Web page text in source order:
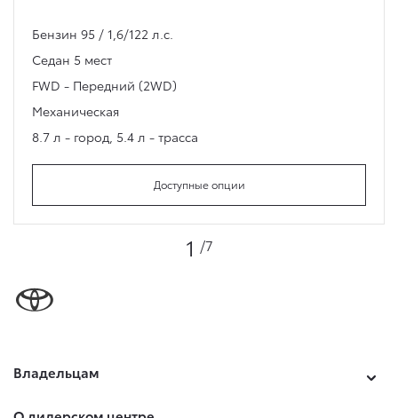
Бензин 95 / 1,6/122 л.с.
Седан 5 мест
FWD - Передний (2WD)
Механическая
8.7 л - город, 5.4 л - трасса
Доступные опции
1 /7
Владельцам